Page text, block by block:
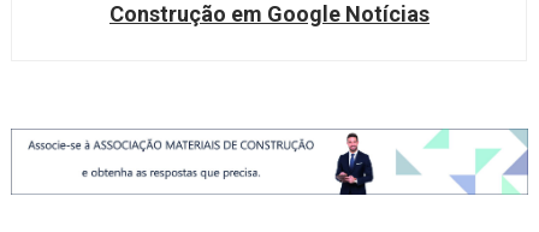
Construção em Google Notícias